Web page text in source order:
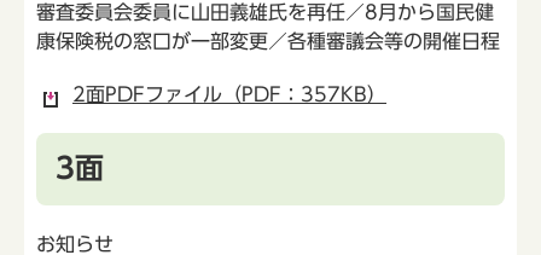
審査委員会委員に山田義雄氏を再任／8月から国民健
康保険税の窓口が一部変更／各種審議会等の開催日程
2面PDFファイル（PDF：357KB）
3面
お知らせ